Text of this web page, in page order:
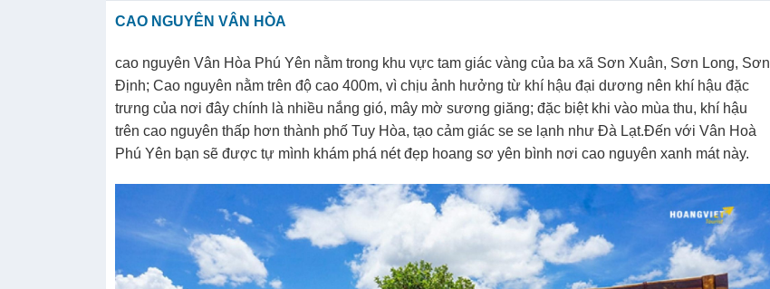
CAO NGUYÊN VÂN HÒA
cao nguyên Vân Hòa Phú Yên nằm trong khu vực tam giác vàng của ba xã Sơn Xuân, Sơn Long, Sơn
Định; Cao nguyên nằm trên độ cao 400m, vì chịu ảnh hưởng từ khí hậu đại dương nên khí hậu đặc
trưng của nơi đây chính là nhiều nắng gió, mây mờ sương giăng; đặc biệt khi vào mùa thu, khí hậu
trên cao nguyên thấp hơn thành phố Tuy Hòa, tạo cảm giác se se lạnh như Đà Lạt.Đến với Vân Hoà
Phú Yên bạn sẽ được tự mình khám phá nét đẹp hoang sơ yên bình nơi cao nguyên xanh mát này.